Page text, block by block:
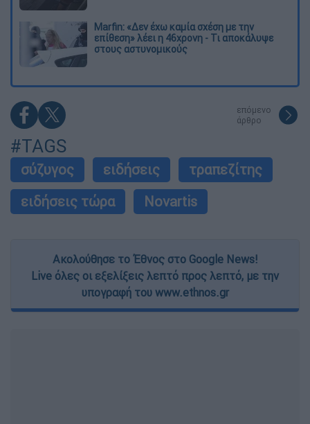
Marfin: «Δεν έχω καμία σχέση με την
επίθεση» λέει η 46χρονη - Τι αποκάλυψε
στους αστυνομικούς
επόμενο
άρθρο
#TAGS
σύζυγος ειδήσεις
τραπεζίτης
ειδήσεις τώρα
Novartis
Ακολούθησε το Έθνος στο Google News!
Live όλες οι εξελίξεις λεπτό προς λεπτό, με την
υπογραφή του www.ethnos.gr